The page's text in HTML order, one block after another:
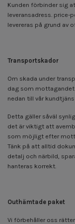
Kunden förbinder sig
leveransadress. price-
levereras på grund av
Transportskador
Om skada under
dag som
nedan till vår
Detta gäller såväl
det är viktigt att
som möjligt efter
Tänk på att alltid
detalj och närbild,
hanteras korrekt.
Outhämtade paket
Vi förbehåller oss